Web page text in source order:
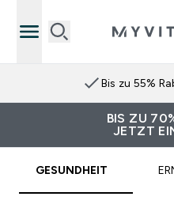
Bis zu 55%
BIS ZU
JETZT
GESUNDHEIT